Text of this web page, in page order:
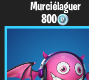
Murciélaguer
800